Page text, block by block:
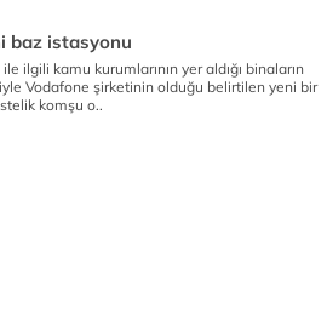
baz istasyonu
ilgili kamu kurumlarının yer aldığı binaların
Vodafone şirketinin olduğu belirtilen yeni bir
komşu o..